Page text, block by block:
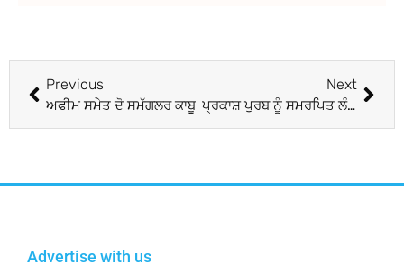
Previous
ਅਫੀਮ ਸਮੇਤ ਦੋ ਸਮੱਗਲਰ ਕਾਬੂ
Next
ਪ੍ਰਕਾਸ਼ ਪੁਰਬ ਨੂੰ ਸਮਰਪਿਤ ਲੰਗਰ ਲਗਾਇਆ
Advertise with us